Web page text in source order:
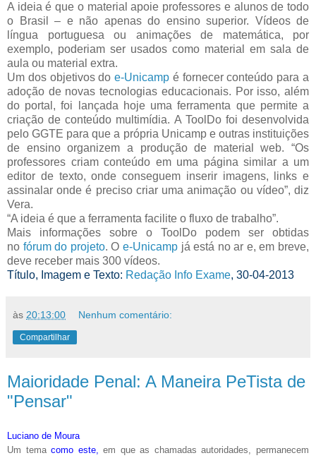
A ideia é que o material apoie professores e alunos de todo
o Brasil – e não apenas do ensino superior. Vídeos de
língua portuguesa ou animações de matemática, por
exemplo, poderiam ser usados como material em sala de
aula ou material extra.
Um dos objetivos doe-Unicamp é fornecer conteúdo para a
adoção de novas tecnologias educacionais. Por isso, além
do portal, foi lançada hoje uma ferramenta que permite a
criação de conteúdo multimídia. A ToolDo foi desenvolvida
pelo GGTE para que a própria Unicamp e outras instituições
de ensino organizem a produção de material web. “Os
professores criam conteúdo em uma página similar a um
editor de texto, onde conseguem inserir imagens, links e
assinalar onde é preciso criar uma animação ou vídeo”, diz
Vera.
“A ideia é que a ferramenta facilite o fluxo de trabalho”.
Mais informações sobre o ToolDo podem ser obtidas
no fórum do projeto. O e-Unicampjá está no ar e, em breve,
deve receber mais 300 vídeos.
Título, Imagem e Texto: Redação Info Exame, 30-04-2013
às 20:13:00 Nenhum comentário:
Compartilhar
Maioridade Penal: A Maneira PeTista de
"Pensar"
Luciano de Moura
Um temacomo este, em que as chamadas autoridades, permanecem